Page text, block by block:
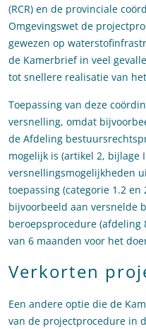
(RCR) en de provinciale
Omgevingswet de
gewezen op
de Kamerbrief in veel
tot snellere realisatie van
Toepassing van deze
versnelling, omdat
de Afdeling
mogelijk is (artikel 2, bijlage
versnellingsmogelijkheden
toepassing (categorie 1.2
bijvoorbeeld aan versnelde
beroepsprocedure (afdeling
van 6 maanden voor het
Verkorten
Een andere optie die de
van de projectprocedure in